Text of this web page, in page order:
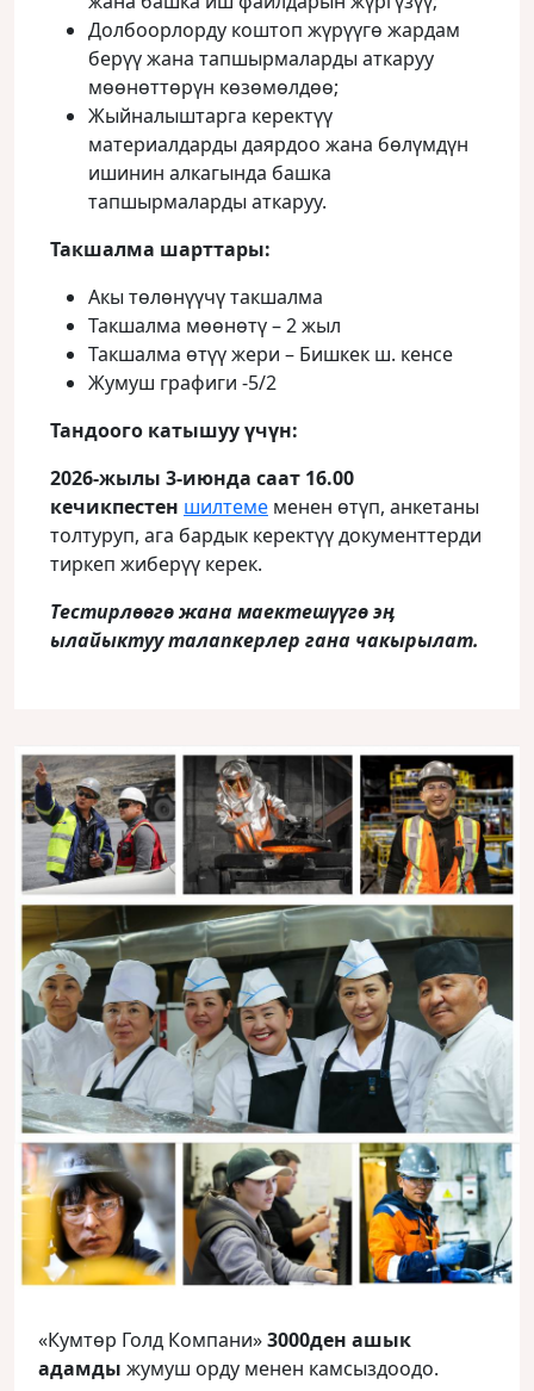
Долбоорлорду коштоп жүрүүгө жардам
берүү жана тапшырмаларды аткаруу
мөөнөттөрүн көзөмөлдөө;
Жыйналыштарга керектүү
материалдарды даярдоо жана бөлүмдүн
ишинин алкагында башка
тапшырмаларды аткаруу.
Такшалма шарттары:
Акы төлөнүүчү такшалма
Такшалма мөөнөтү – 2 жыл
Такшалма өтүү жери – Бишкек ш. кенсе
Жумуш графиги -5/2
Тандоого катышуу үчүн:
2026-жылы 3-июнда саат 16.00
кечикпестен шилтеме менен өтүп, анкетаны
толтуруп, ага бардык керектүү документтерди
тиркеп жиберүү керек.
Тестирлөөгө жана маектешүүгө эӊ
ылайыктуу талапкерлер гана чакырылат.
«Кумтөр Голд Компани»3000ден ашык
адамды жумуш орду менен камсыздоодо.